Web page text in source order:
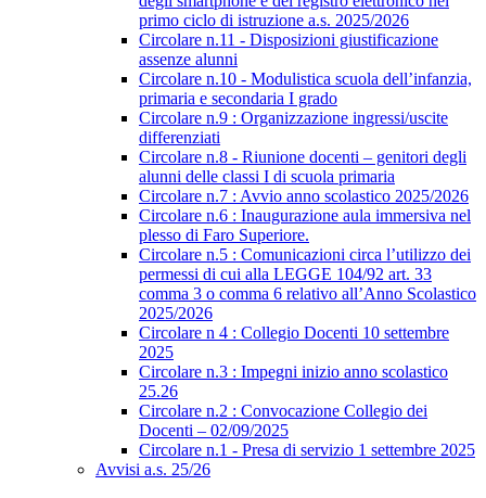
primo ciclo di istruzione a.s. 2025/2026
Circolare n.11 - Disposizioni giustificazione
assenze alunni
Circolare n.10 - Modulistica scuola dell’infanzia,
primaria e secondaria I grado
Circolare n.9 : Organizzazione ingressi/uscite
differenziati
Circolare n.8 - Riunione docenti – genitori degli
alunni delle classi I di scuola primaria
Circolare n.7 : Avvio anno scolastico 2025/2026
Circolare n.6 : Inaugurazione aula immersiva nel
plesso di Faro Superiore.
Circolare n.5 : Comunicazioni circa l’utilizzo dei
permessi di cui alla LEGGE 104/92 art. 33
comma 3 o comma 6 relativo all’Anno Scolastico
2025/2026
Circolare n 4 : Collegio Docenti 10 settembre
2025
Circolare n.3 : Impegni inizio anno scolastico
25.26
Circolare n.2 : Convocazione Collegio dei
Docenti – 02/09/2025
Circolare n.1 - Presa di servizio 1 settembre 2025
Avvisi a.s. 25/26